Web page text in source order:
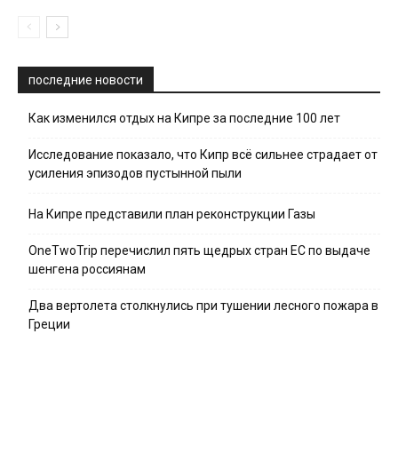
последние новости
Как изменился отдых на Кипре за последние 100 лет
Исследование показало, что Кипр всё сильнее страдает от
усиления эпизодов пустынной пыли
На Кипре представили план реконструкции Газы
OneTwoTrip перечислил пять щедрых стран ЕС по выдаче
шенгена россиянам
Два вертолета столкнулись при тушении лесного пожара в
Греции